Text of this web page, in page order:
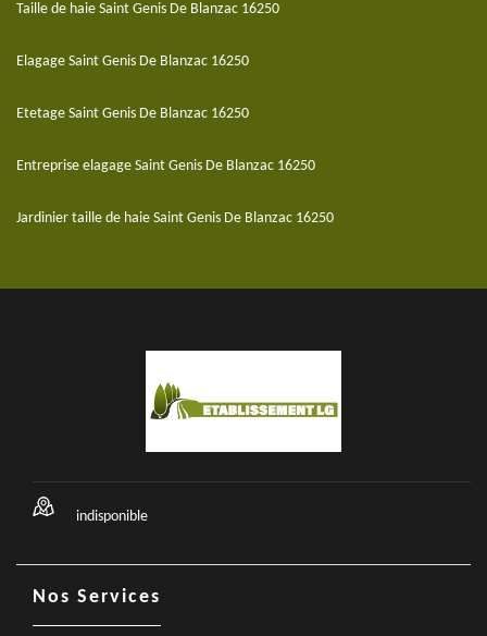
Taille de haie Saint Genis De Blanzac 16250
Elagage Saint Genis De Blanzac 16250
Etetage Saint Genis De Blanzac 16250
Entreprise elagage Saint Genis De Blanzac 16250
Jardinier taille de haie Saint Genis De Blanzac 16250
indisponible
Nos Services